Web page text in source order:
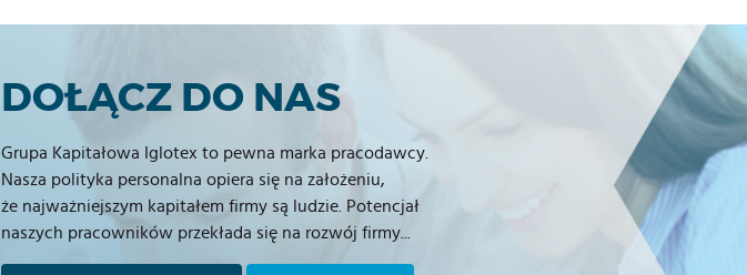
DOŁĄCZ DO NAS
Grupa Kapitałowa Iglotex to pewna marka pracodawcy.
Nasza polityka personalna opiera się na założeniu,
że najważniejszym kapitałem firmy są ludzie. Potencjał
naszych pracowników przekłada się na rozwój firmy...